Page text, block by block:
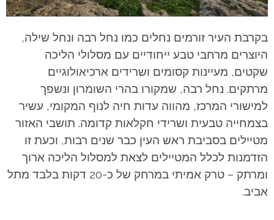
בקרבת העיר זורמים נחלים כמו נחל רבה ונחל שילה,
היוצרים מרחבי טבע ייחודיים עם מסלולי הליכה
שקטים, מעיינות קסומים ושרידים ארכיאולוגיים
מרתקים. נחל רבה, שמקורו בהרי השומרון ונשפך
למישורי המרכז, מהווה עדות חיה לנוף המקומי, עשיר
בצמחייה טבעית ושרידי חקלאות קדומה. תושבי האזור
מטיילים בסביבת ראש העין כבר שנים רבות, וכעת זו
הזדמנות לכלל המטיילים לצאת למסלול הליכה ארוך
ומרתק – טרק אמיתי במרחק של כ-20 דקות בלבד מתל
אביב.